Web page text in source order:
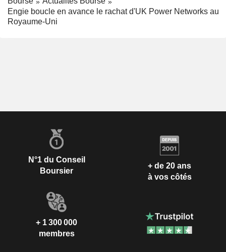
Engie boucle en avance le rachat d'UK Power Networks au
Royaume-Uni
N°1 du Conseil
Boursier
+ de 20 ans
à vos côtés
+ 1 300 000
membres